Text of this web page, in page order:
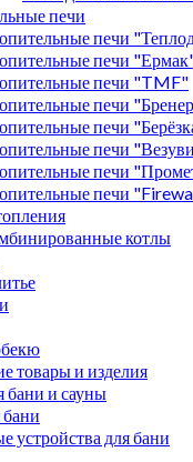
печи
печи
печи
печи "TMF"
печи
печи
печи
печи
печи
котлы
товары и изделия
бани и сауны
устройства для бани